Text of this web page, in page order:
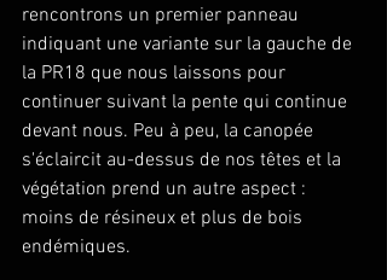
rencontrons un premier panneau
indiquant une variante sur la gauche de
la PR18 que nous laissons pour
continuer suivant la pente qui continue
devant nous. Peu à peu, la canopée
s'éclaircit au-dessus de nos têtes et la
végétation prend un autre aspect :
moins de résineux et plus de bois
endémiques.